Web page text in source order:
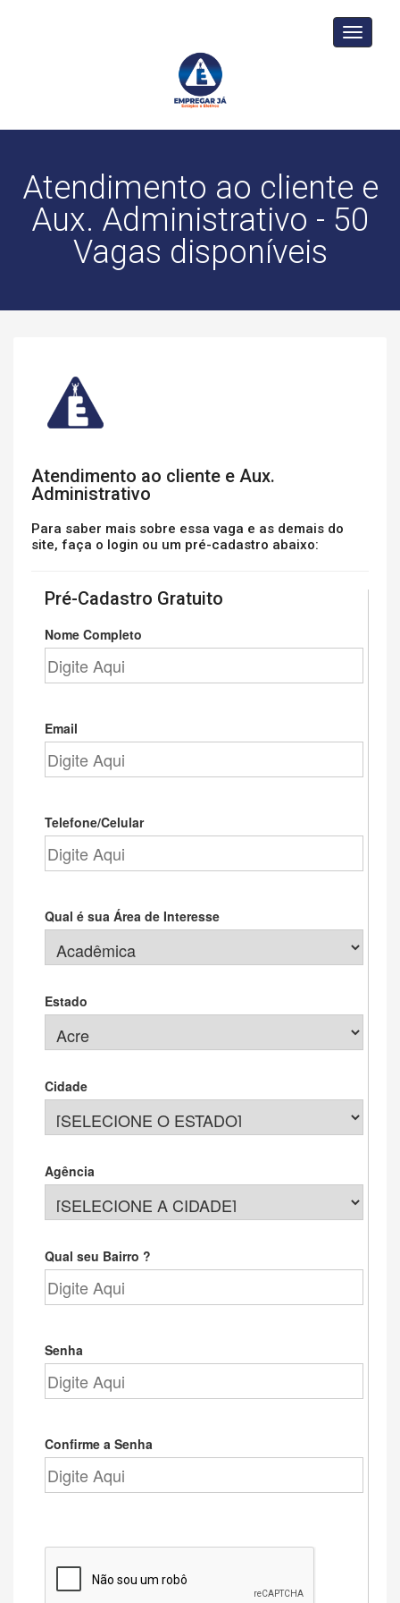
Toggle
Atendimento ao cliente e
Aux. Administrativo - 50
Vagas disponíveis
Atendimento ao cliente e Aux.
Administrativo
Para saber mais sobre essa vaga e as demais do
site, faça o login ou um pré-cadastro abaixo:
Pré-Cadastro Gratuito
Nome Completo
Email
Telefone/Celular
Qual é sua Área de Interesse
Estado
Cidade
Agência
Qual seu Bairro ?
Senha
Confirme a Senha